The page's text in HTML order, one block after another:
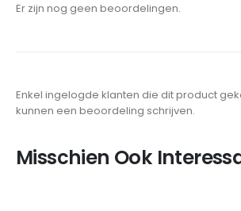
Er zijn nog geen beoordelingen.
Enkel ingelogde klanten die dit product
kunnen een beoordeling schrijven.
Misschien Ook